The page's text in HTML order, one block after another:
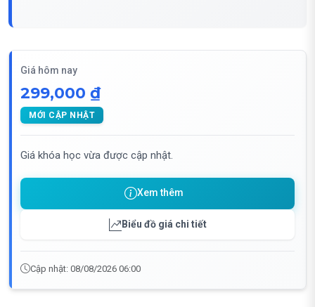
Giá hôm nay
299,000 ₫
MỚI CẬP NHẬT
Giá khóa học vừa được cập nhật.
Xem thêm
Biểu đồ giá chi tiết
Cập nhật: 08/08/2026 06:00